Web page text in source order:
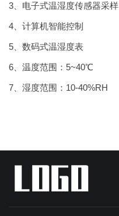
3、电子式温湿度传感器采样
4、计算机智能控制
5、数码式温湿度表
6、温度范围：5~40℃
7、湿度范围：10-40%RH